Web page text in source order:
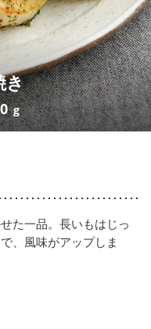
き
g
た一品。長いもはじっ
、風味がアップしま